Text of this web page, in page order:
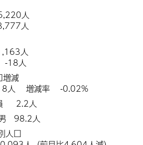
人
人
人
人
増減
人 増減率 -0.02%
2.2人
98.2人
人口